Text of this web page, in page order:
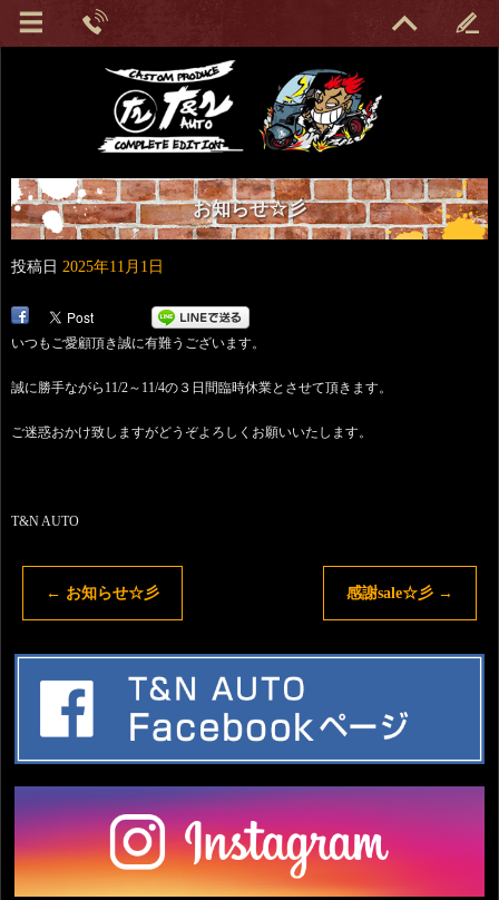
お知らせ☆彡
投稿日 2025年11月1日
いつもご愛顧頂き誠に有難うございます。
誠に勝手ながら11/2～11/4の３日間臨時休業とさせて頂きます。
ご迷惑おかけ致しますがどうぞよろしくお願いいたします。
T&N AUTO
← お知らせ☆彡 感謝sale☆彡 →